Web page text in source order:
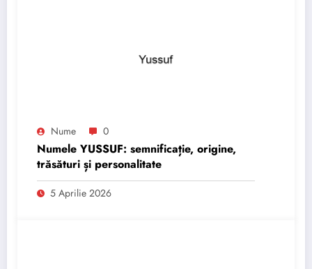
Nume 0
Numele YUSSUF: semnificație, origine,
trăsături și personalitate
5 Aprilie 2026